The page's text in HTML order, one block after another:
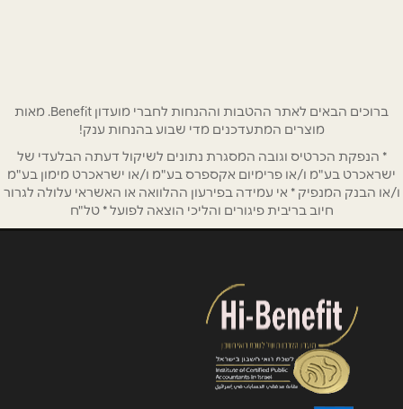
נושא*
אנא חזרו אלי בקשר ל...
הודעה*
שליחה
ברוכים הבאים לאתר ההטבות וההנחות לחברי מועדון Benefit. מאות
מוצרים המתעדכנים מדי שבוע בהנחות ענק!
* הנפקת הכרטיס וגובה המסגרת נתונים לשיקול דעתה הבלעדי של
ישראכרט בע"מ ו/או פרימיום אקספרס בע"מ ו/או ישראכרט מימון בע"מ
ו/או הבנק המנפיק * אי עמידה בפירעון ההלוואה או האשראי עלולה לגרור
חיוב בריבית פיגורים והליכי הוצאה לפועל * טל"ח